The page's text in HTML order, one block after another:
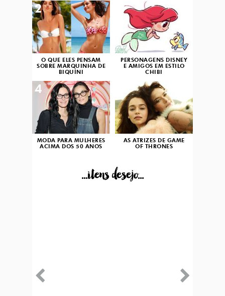
O QUE ELES PENSAM
SOBRE MARQUINHA DE
BIQUÍNI
2
PERSONAGENS DISNEY
E AMIGOS EM ESTILO
CHIBI
3
MODA PARA MULHERES
ACIMA DOS 50 ANOS
4
AS ATRIZES DE GAME
OF THRONES
...itens desejo...